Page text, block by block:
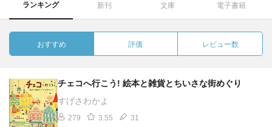
ランキング 新刊 文庫 電子書籍
おすすめ 評価 レビュー数
チェコへ行こう! 絵本と雑貨とちいさな街めぐり
すげさわかよ
279 3.55 31